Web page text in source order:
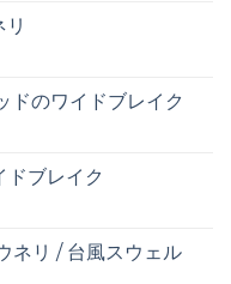
のワイドブレイク
ブレイク
ネリ / 台風スウェル